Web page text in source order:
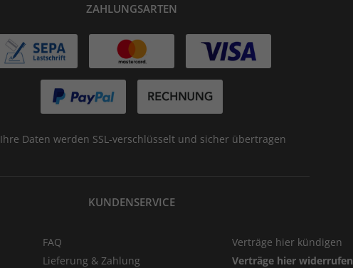
ZAHLUNGSARTEN
Ihre Daten werden SSL-verschlüsselt und sicher übertragen
KUNDENSERVICE
FAQ
Lieferung & Zahlung
Verträge hier kündigen
Verträge hier widerrufen